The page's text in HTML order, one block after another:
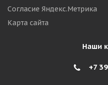
Согласие Яндекс.Метрика
Карта сайта
Наши
+7